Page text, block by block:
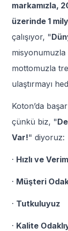
markamızla,
üzerinde 1
çalışıyor, "
mottomuzla
ulaştırmayı
Koton’da
çünkü biz, "
Var!" diyoruz:
· Hızlı ve
· Müşteri
· Tutkuluyuz
· Kalite